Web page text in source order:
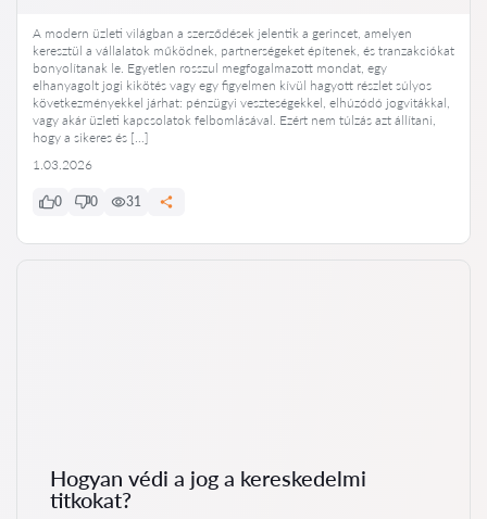
A modern üzleti világban a szerződések jelentik a gerincet, amelyen
keresztül a vállalatok működnek, partnerségeket építenek, és tranzakciókat
bonyolítanak le. Egyetlen rosszul megfogalmazott mondat, egy
elhanyagolt jogi kikötés vagy egy figyelmen kívül hagyott részlet súlyos
következményekkel járhat: pénzügyi veszteségekkel, elhúzódó jogvitákkal,
vagy akár üzleti kapcsolatok felbomlásával. Ezért nem túlzás azt állítani,
hogy a sikeres és […]
1.03.2026
0 0 31
Hogyan védi a jog a kereskedelmi
titkokat?